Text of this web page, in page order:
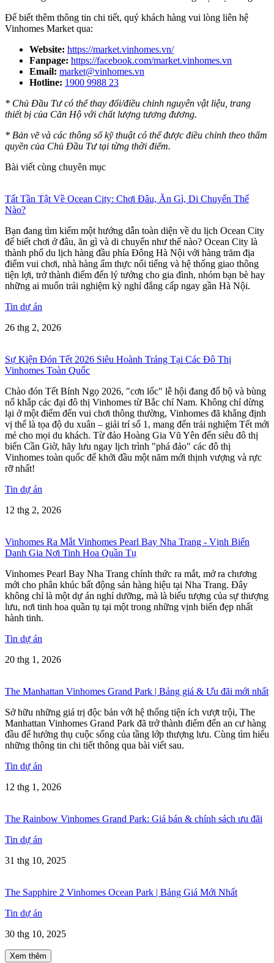
Để biết thêm thông tin chi tiết, quý khách hàng vui lòng liên hệ
Vinhomes Market qua:
Website: https://market.vinhomes.vn/
Fanpage: https://facebook.com/market.vinhomes.vn
Email: market@vinhomes.vn
Hotline: 1900 9988 23
* Chủ Đầu Tư có thể thay đổi/điều chỉnh nguyên vật liệu, trang
thiết bị của Căn Hộ với chất lượng tương đương.
* Bản vẽ và các thông số kỹ thuật có thể được điều chỉnh theo thẩm
quyền của Chủ Đầu Tư tại từng thời điểm.
Bài viết cùng chuyên mục
Tất Tần Tật Về Ocean City: Chơi Đâu, Ăn Gì, Di Chuyển Thế
Nào?
Bạn đang tìm kiếm một hướng dẫn toàn diện về du lịch Ocean City
để biết chơi ở đâu, ăn gì và di chuyển như thế nào? Ocean City là
thành phố du lịch hàng đầu phía Đông Hà Nội với hàng trăm địa
điểm vui chơi, nhà hàng ẩm thực nổi tiếng và hệ thống giao thông
tiện lợi, trở thành điểm đến lý tưởng cho gia đình, nhóm bạn bè hay
những ai muốn trải nghiệm kỳ nghỉ đẳng cấp ngay gần Hà Nội.
Tin dự án
26 thg 2, 2026
Sự Kiện Đón Tết 2026 Siêu Hoành Tráng Tại Các Đô Thị
Vinhomes Toàn Quốc
Chào đón Tết Bính Ngọ 2026, "cơn lốc" lễ hội đang đổ bộ và bùng
nổ khắp các đại đô thị Vinhomes từ Bắc chí Nam. Không chỉ dừng
lại ở một điểm đến vui chơi thông thường, Vinhomes đã khẳng định
vị thế là tọa độ du xuân – giải trí số 1, mang đến trải nghiệm Tết mới
mẻ cho mọi du khách. Từ đảo Hoàng Gia Vũ Yên đến siêu đô thị
biển Cần Giờ, hãy lưu ngay lịch trình "phá đảo" các đô thị
Vinhomes toàn quốc để khởi đầu một năm mới thịnh vượng và rực
rỡ nhất!
Tin dự án
12 thg 2, 2026
Vinhomes Ra Mắt Vinhomes Pearl Bay Nha Trang - Vịnh Biển
Danh Gia Nơi Tinh Hoa Quần Tụ
Vinhomes Pearl Bay Nha Trang chính thức ra mắt, mở ra chương
mới cho phân khúc bất động sản hàng hiệu tại Nha Trang. Đây
không chỉ là một dự án nghỉ dưỡng, mà là biểu tượng của sự thượng
lưu, nơi tinh hoa quần tụ tại một trong những vịnh biển đẹp nhất
hành tinh.
Tin dự án
20 thg 1, 2026
The Manhattan Vinhomes Grand Park | Bảng giá & Ưu đãi mới nhất
Sở hữu những giá trị độc bản với hệ thống tiện ích vượt trội, The
Manhattan Vinhomes Grand Park đã trở thành điểm đến an cư hàng
đầu để hưởng thụ cuộc sống của tầng lớp thượng lưu. Cùng tìm hiểu
những thông tin chi tiết thông qua bài viết sau.
Tin dự án
12 thg 1, 2026
The Rainbow Vinhomes Grand Park: Giá bán & chính sách ưu đãi
Tin dự án
31 thg 10, 2025
The Sapphire 2 Vinhomes Ocean Park | Bảng Giá Mới Nhất
Tin dự án
30 thg 10, 2025
Xem thêm